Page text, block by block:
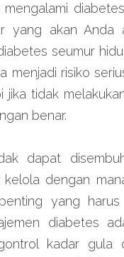
mengalami
yang akan Anda
seumur
menjadi risiko
jika tidak
benar.
dapat
dengan
yang harus
diabetes
kadar gula